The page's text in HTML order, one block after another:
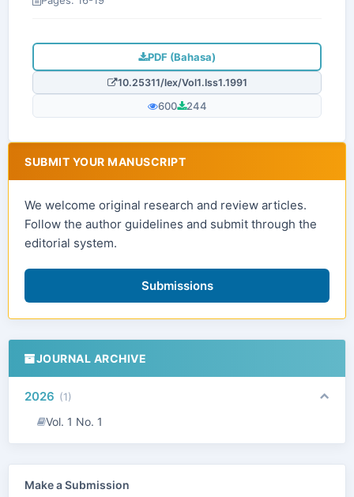
PDF (Bahasa)
10.25311/lex/Vol1.Iss1.1991
600 244
SUBMIT YOUR MANUSCRIPT
We welcome original research and review articles.
Follow the author guidelines and submit through the
editorial system.
Submissions
JOURNAL ARCHIVE
2026 (1)
Vol. 1 No. 1
Make a Submission